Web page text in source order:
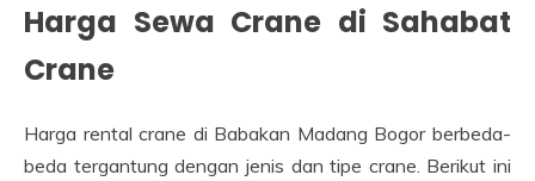
Harga Sewa Crane di Sahabat
Crane
Harga rental crane di Babakan Madang Bogor berbeda-
beda tergantung dengan jenis dan tipe crane. Berikut ini